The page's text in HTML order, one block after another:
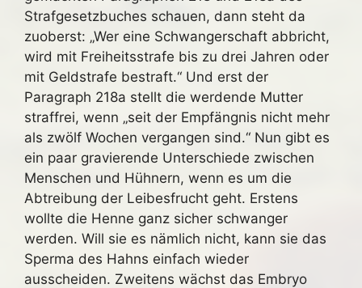
Strafgesetzbuches schauen, dann steht da
zuoberst: „Wer eine Schwangerschaft abbricht,
wird mit Freiheitsstrafe bis zu drei Jahren oder
mit Geldstrafe bestraft.“ Und erst der
Paragraph 218a stellt die werdende Mutter
straffrei, wenn „seit der Empfängnis nicht mehr
als zwölf Wochen vergangen sind.“ Nun gibt es
ein paar gravierende Unterschiede zwischen
Menschen und Hühnern, wenn es um die
Abtreibung der Leibesfrucht geht. Erstens
wollte die Henne ganz sicher schwanger
werden. Will sie es nämlich nicht, kann sie das
Sperma des Hahns einfach wieder
ausscheiden. Zweitens wächst das Embryo